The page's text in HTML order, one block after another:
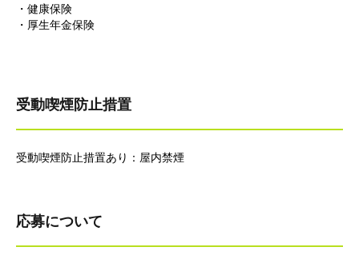
・健康保険
・厚生年金保険
受動喫煙防止措置
受動喫煙防止措置あり：屋内禁煙
応募について